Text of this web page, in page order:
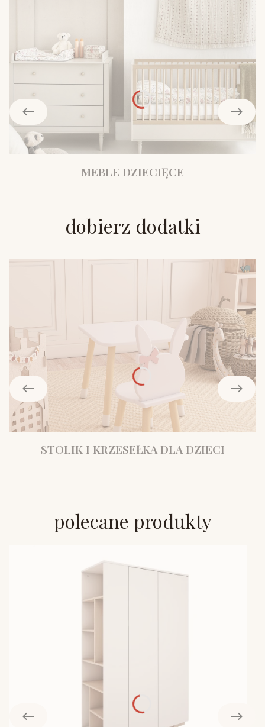
MEBLE DZIECIĘCE
dobierz dodatki
STOLIK I KRZESEŁKA DLA DZIECI
polecane produkty